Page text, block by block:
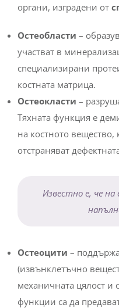
органи, изградени от
Остеобласти –
участват в
специализирани
костната матрица.
Остеокласти –
Тяхната функция е
на костното вещество,
отстраняват
Известно е, че на
Остеоцити –
(извънклетъчно
механичната цялост и
функции са да